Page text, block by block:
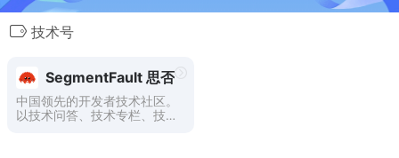
技术号
SegmentFault 思否
中国领先的开发者技术社区。
以技术问答、技术专栏、技术